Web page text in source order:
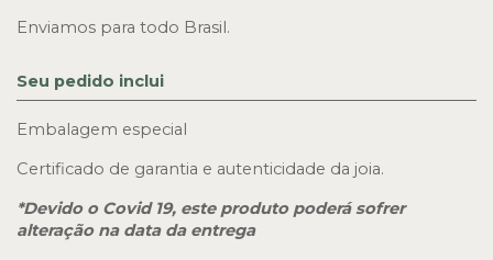
Enviamos para todo Brasil.
Seu pedido inclui
Embalagem especial
Certificado de garantia e autenticidade da joia.
*Devido o Covid 19, este produto poderá sofrer
alteração na data da entrega